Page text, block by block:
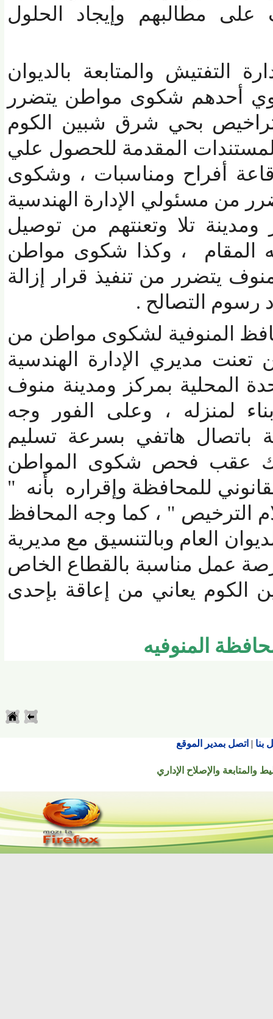
مطالبهم وإيجاد الحلول
والمتابعة بالديوان
أحدهم شكوى مواطن يتضرر
بحي شرق شبين الكوم
المقدمة للحصول علي
أفراح ومناسبات ، وشكوى
من مسئولي الإدارة الهندسية
تلا وتعنتهم من توصيل
، وكذا شكوى مواطن
يتضرر من تنفيذ قرار إزالة
التصالح .
المنوفية لشكوى مواطن من
مديري الإدارة الهندسية
المحلية بمركز ومدينة منوف
لمنزله ، وعلى الفور وجه
هاتفي بسرعة تسليم
عقب فحص شكوى المواطن
للمحافظة وإقراره بأنه "
الترخيص " ، كما وجه المحافظ
العام وبالتنسيق مع مديرية
عمل مناسبة بالقطاع الخاص
يعاني من إعاقة بإحدى
المنوفيه
| اتصل بمدير الموقع
والإصلاح الإداري